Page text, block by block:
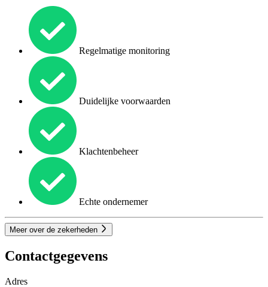
Regelmatige monitoring
Duidelijke voorwaarden
Klachtenbeheer
Echte ondernemer
Meer over de zekerheden
Contactgegevens
Adres